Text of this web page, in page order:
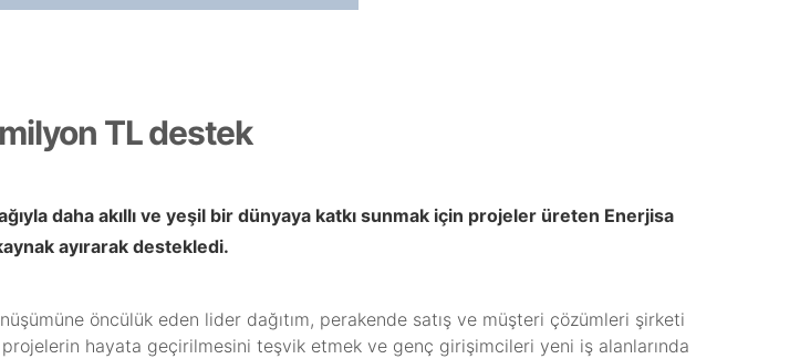
TL destek
daha akıllı ve yeşil bir dünyaya katkı sunmak için projeler üreten Enerjisa
ayırarak destekledi.
öncülük eden lider dağıtım, perakende satış ve müşteri çözümleri şirketi
hayata geçirilmesini teşvik etmek ve genç girişimcileri yeni iş alanlarında